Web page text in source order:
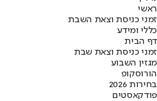
ראשי
זמני כניסת וצאת השבת
כללי ומידע
דף הבית
זמני כניסת וצאת שבת
מגזין השבוע
הורוסקופ
בחירות 2026
פודקאסטים